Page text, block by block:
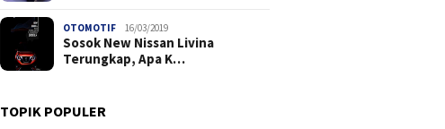
OTOMOTIF 16/03/2019
Sosok New Nissan Livina
Terungkap, Apa K…
TOPIK POPULER